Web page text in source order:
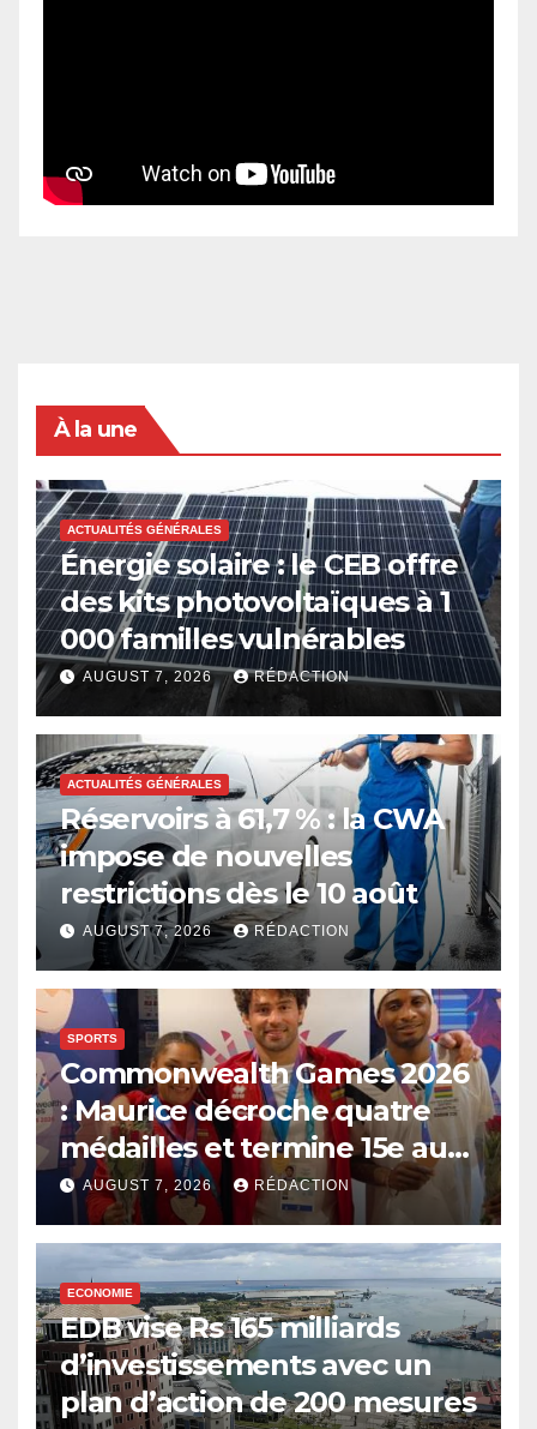
À la une
ACTUALITÉS GÉNÉRALES
Énergie solaire : le CEB offre
des kits photovoltaïques à 1
000 familles vulnérables
AUGUST 7, 2026 RÉDACTION
ACTUALITÉS GÉNÉRALES
Réservoirs à 61,7 % : la CWA
impose de nouvelles
restrictions dès le 10 août
AUGUST 7, 2026 RÉDACTION
SPORTS
Commonwealth Games 2026
: Maurice décroche quatre
médailles et termine 15e au
classement
AUGUST 7, 2026 RÉDACTION
ECONOMIE
EDB vise Rs 165 milliards
d’investissements avec un
plan d’action de 200 mesures